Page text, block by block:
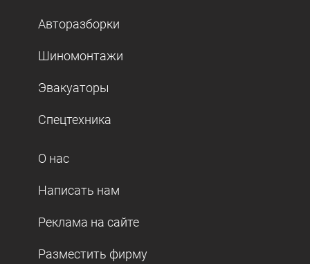
Авторазборки
Шиномонтажи
Эвакуаторы
Спецтехника
О нас
Написать нам
Реклама на сайте
Разместить фирму